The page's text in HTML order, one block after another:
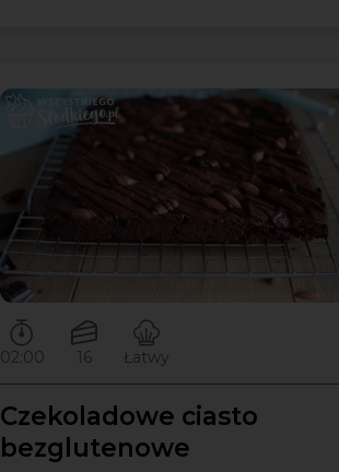
Czas przygotowywania:
02:00
Ilość porcji:
16
Poziom trudności:
Łatwy
Czekoladowe ciasto
bezglutenowe